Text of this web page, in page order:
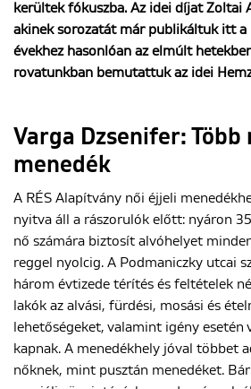
Rólunk
kerültek fókuszba. Az idei díjat Zoltai
akinek sorozatát már publikáltuk itt a
évekhez hasonlóan az elmúlt
rovatunkban bemutattuk az idei
Varga Dzsenifer:
menedék
A RÉS Alapítvány női éjjeli
nyitva áll a rászorulók előtt: nyáron
nő számára biztosít alvóhelyet
reggel nyolcig. A Podmaniczky utcai
három évtizede térítés és feltételek
lakók az alvási, fürdési, mosási és
lehetőségeket, valamint igény esetén
kapnak. A menedékhely jóval többet
nőknek, mint pusztán menedéket.